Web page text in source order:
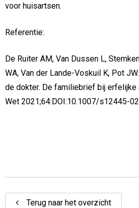
voor huisartsen.
Referentie:
De Ruiter AM, Van Dussen L,
WA, Van der Lande-Voskuil K, Pot
de dokter. De familiebrief bij erfelijke
Wet 2021;64:DOI:10.1007/s12445-
Terug naar het overzicht